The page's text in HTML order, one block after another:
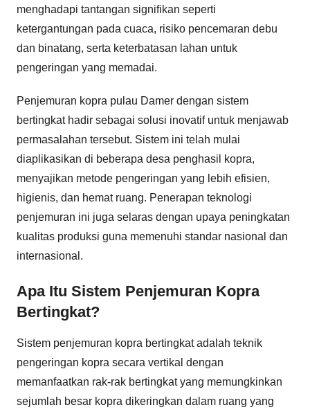
menghadapi tantangan signifikan seperti
ketergantungan pada cuaca, risiko pencemaran debu
dan binatang, serta keterbatasan lahan untuk
pengeringan yang memadai.
Penjemuran kopra pulau Damer dengan sistem
bertingkat hadir sebagai solusi inovatif untuk menjawab
permasalahan tersebut. Sistem ini telah mulai
diaplikasikan di beberapa desa penghasil kopra,
menyajikan metode pengeringan yang lebih efisien,
higienis, dan hemat ruang. Penerapan teknologi
penjemuran ini juga selaras dengan upaya peningkatan
kualitas produksi guna memenuhi standar nasional dan
internasional.
Apa Itu Sistem Penjemuran Kopra
Bertingkat?
Sistem penjemuran kopra bertingkat adalah teknik
pengeringan kopra secara vertikal dengan
memanfaatkan rak-rak bertingkat yang memungkinkan
sejumlah besar kopra dikeringkan dalam ruang yang